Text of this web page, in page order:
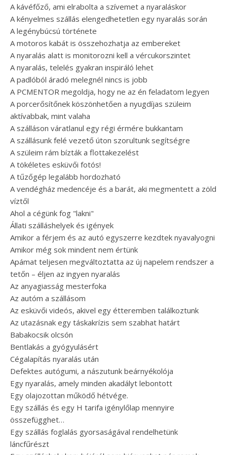
A kávéfőző, ami elrabolta a szívemet a nyaraláskor
A kényelmes szállás elengedhetetlen egy nyaralás során
A legénybúcsú története
A motoros kabát is összehozhatja az embereket
A nyaralás alatt is monitorozni kell a vércukorszintet
A nyaralás, telelés gyakran inspiráló lehet
A padlóból áradó melegnél nincs is jobb
A PCMENTOR megoldja, hogy ne az én feladatom legyen
A porcerősítőnek köszönhetően a nyugdíjas szüleim
aktívabbak, mint valaha
A szálláson váratlanul egy régi érmére bukkantam
A szállásunk felé vezető úton szorultunk segítségre
A szüleim rám bízták a flottakezelést
A tökéletes esküvői fotós!
A tűzőgép legalább hordozható
A vendégház medencéje és a barát, aki megmentett a zöld
víztől
Ahol a cégünk fog "lakni"
Állati szálláshelyek és igények
Amikor a férjem és az autó egyszerre kezdtek nyavalyogni
Amikor még sok mindent nem értünk
Apámat teljesen megváltoztatta az új napelem rendszer a
tetőn – éljen az ingyen nyaralás
Az anyagiasság mesterfoka
Az autóm a szállásom
Az esküvői videós, akivel egy étteremben találkoztunk
Az utazásnak egy táskakrízis sem szabhat határt
Babakocsik olcsón
Bentlakás a gyógyulásért
Cégalapítás nyaralás után
Defektes autógumi, a nászutunk beárnyékolója
Egy nyaralás, amely minden akadályt lebontott
Egy olajozottan működő hétvége.
Egy szállás és egy H tarifa igénylőlap mennyire
összefügghet…
Egy szállás foglalás gyorsaságával rendelhetünk
láncfűrészt